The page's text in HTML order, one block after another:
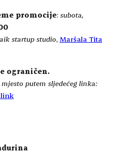
promocije: subota,
startup studio, Maršala Tita
ograničen.
mjesto putem sljedećeg linka: